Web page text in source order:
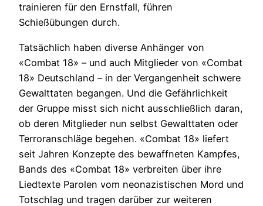
trainieren für den Ernstfall, führen
Schießübungen durch.
Tatsächlich haben diverse Anhänger von
«Combat 18» – und auch Mitglieder von «Combat
18» Deutschland – in der Vergangenheit schwere
Gewalttaten begangen. Und die Gefährlichkeit
der Gruppe misst sich nicht ausschließlich daran,
ob deren Mitglieder nun selbst Gewalttaten oder
Terroranschläge begehen. «Combat 18» liefert
seit Jahren Konzepte des bewaffneten Kampfes,
Bands des «Combat 18» verbreiten über ihre
Liedtexte Parolen vom neonazistischen Mord und
Totschlag und tragen darüber zur weiteren